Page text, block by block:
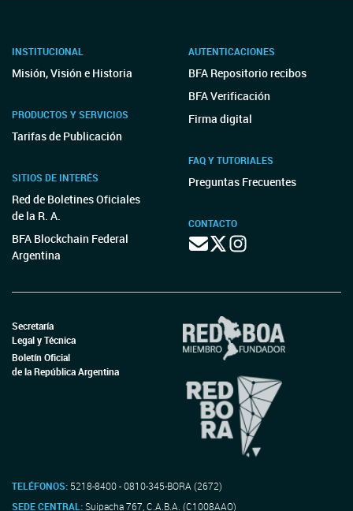
INSTITUCIONAL
Misión, Visión e Historia
PRODUCTOS Y SERVICIOS
Tarifas de Publicación
SITIOS DE INTERÉS
Red de Boletines Oficiales
de la R. A.
BFA Blockchain Federal
Argentina
AUTENTICACIONES
BFA Repositorio recibos
BFA Verificación
Firma digital
FAQ Y TUTORIALES
Preguntas Frecuentes
CONTACTO
Secretaría
Legal y Técnica
Boletín Oficial
de la República Argentina
TELÉFONOS: 5218-8400 - 0810-345-BORA (2672)
SEDE CENTRAL:Suipacha 767, C.A.B.A. (C1008AAO)